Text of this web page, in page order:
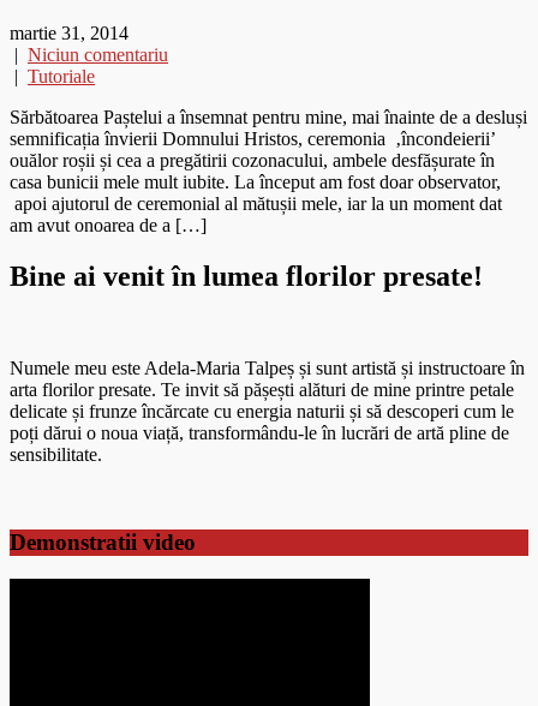
martie 31, 2014
| Niciun comentariu
| Tutoriale
Sărbătoarea Paștelui a însemnat pentru mine, mai înainte de a desluși
semnificația învierii Domnului Hristos, ceremonia ‚încondeierii’
ouălor roșii și cea a pregătirii cozonacului, ambele desfășurate în
casa bunicii mele mult iubite. La început am fost doar observator,
apoi ajutorul de ceremonial al mătușii mele, iar la un moment dat
am avut onoarea de a […]
Bine ai venit în lumea florilor presate!
Numele meu este Adela-Maria Talpeș și sunt artistă și instructoare în
arta florilor presate. Te invit să pășești alături de mine printre petale
delicate și frunze încărcate cu energia naturii și să descoperi cum le
poți dărui o noua viață, transformându-le în lucrări de artă pline de
sensibilitate.
Demonstratii video